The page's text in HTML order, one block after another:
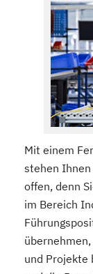
Mit einem
stehen
offen, denn
im Bereich
und Projekte